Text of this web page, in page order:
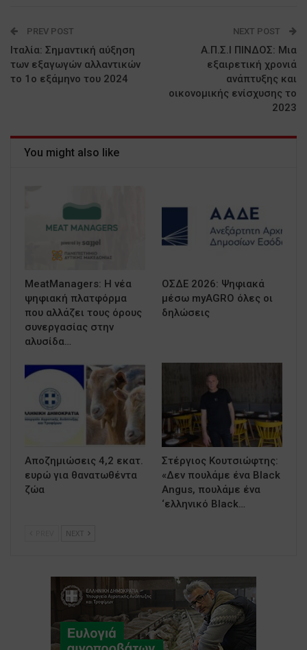
PREV POST
Ιταλία: Σημαντική αύξηση
των εξαγωγών αλλαντικών
το 1ο εξάμηνο του 2024
NEXT POST
Α.Π.Σ.Ι ΠΙΝΔΟΣ: Μια
εξαιρετική χρονιά
ανάπτυξης και
οικονομικής ενίσχυσης το
2023
You might also like
MeatManagers: Η νέα
ψηφιακή πλατφόρμα
που αλλάζει τους όρους
συνεργασίας στην
αλυσίδα…
ΟΣΔΕ 2026: Ψηφιακά
μέσω myAGRO όλες οι
δηλώσεις
Αποζημιώσεις 4,2 εκατ.
ευρώ για θανατωθέντα
ζώα
Στέργιος Κουτσιώφτης:
«Δεν πουλάμε ένα Black
Angus, πουλάμε ένα
‘ελληνικό Black…
NEXT